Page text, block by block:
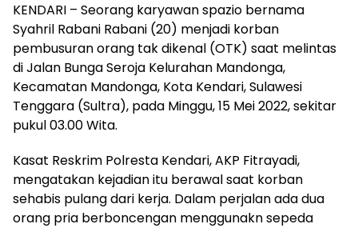
KENDARI – Seorang karyawan spazio bernama
Syahril Rabani Rabani (20) menjadi korban
pembusuran orang tak dikenal (OTK) saat melintas
di Jalan Bunga Seroja Kelurahan Mandonga,
Kecamatan Mandonga, Kota Kendari, Sulawesi
Tenggara (Sultra), pada Minggu, 15 Mei 2022, sekitar
pukul 03.00 Wita.
Kasat Reskrim Polresta Kendari, AKP Fitrayadi,
mengatakan kejadian itu berawal saat korban
sehabis pulang dari kerja. Dalam perjalan ada dua
orang pria berboncengan menggunakn sepeda